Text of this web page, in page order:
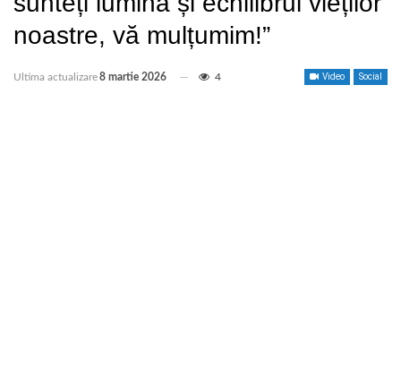
noastre, vă mulțumim!”
Video Social
Ultima actualizare8 martie 2026 4